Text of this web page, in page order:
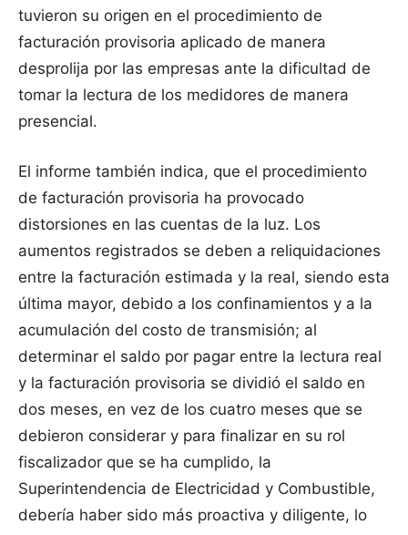
tuvieron su origen en el procedimiento de
facturación provisoria aplicado de manera
desprolija por las empresas ante la dificultad de
tomar la lectura de los medidores de manera
presencial.
El informe también indica, que el procedimiento
de facturación provisoria ha provocado
distorsiones en las cuentas de la luz. Los
aumentos registrados se deben a reliquidaciones
entre la facturación estimada y la real, siendo esta
última mayor, debido a los confinamientos y a la
acumulación del costo de transmisión; al
determinar el saldo por pagar entre la lectura real
y la facturación provisoria se dividió el saldo en
dos meses, en vez de los cuatro meses que se
debieron considerar y para finalizar en su rol
fiscalizador que se ha cumplido, la
Superintendencia de Electricidad y Combustible,
debería haber sido más proactiva y diligente, lo